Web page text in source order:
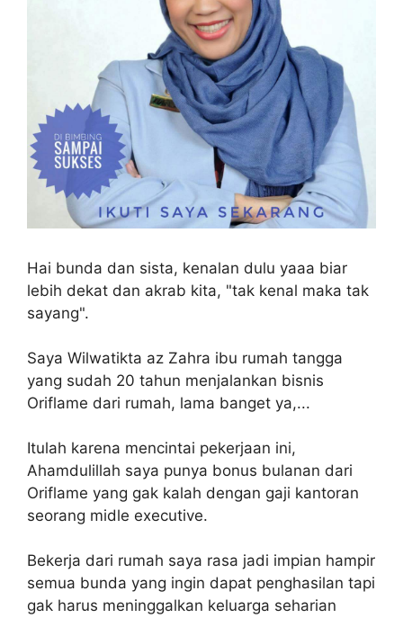
Hai bunda dan sista, kenalan dulu yaaa biar
lebih dekat dan akrab kita, "tak kenal maka tak
sayang".
Saya Wilwatikta az Zahra ibu rumah tangga
yang sudah 20 tahun menjalankan bisnis
Oriflame dari rumah, lama banget ya,...
Itulah karena mencintai pekerjaan ini,
Ahamdulillah saya punya bonus bulanan dari
Oriflame yang gak kalah dengan gaji kantoran
seorang midle executive.
Bekerja dari rumah saya rasa jadi impian hampir
semua bunda yang ingin dapat penghasilan tapi
gak harus meninggalkan keluarga seharian